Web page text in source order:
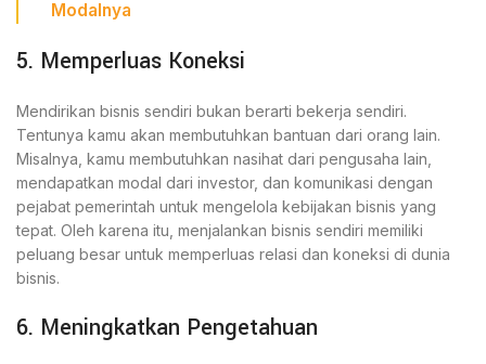
Modalnya
5. Memperluas Koneksi
Mendirikan bisnis sendiri bukan berarti bekerja sendiri.
Tentunya kamu akan membutuhkan bantuan dari orang lain.
Misalnya, kamu membutuhkan nasihat dari pengusaha lain,
mendapatkan modal dari investor, dan komunikasi dengan
pejabat pemerintah untuk mengelola kebijakan bisnis yang
tepat. Oleh karena itu, menjalankan bisnis sendiri memiliki
peluang besar untuk memperluas relasi dan koneksi di dunia
bisnis.
6. Meningkatkan Pengetahuan